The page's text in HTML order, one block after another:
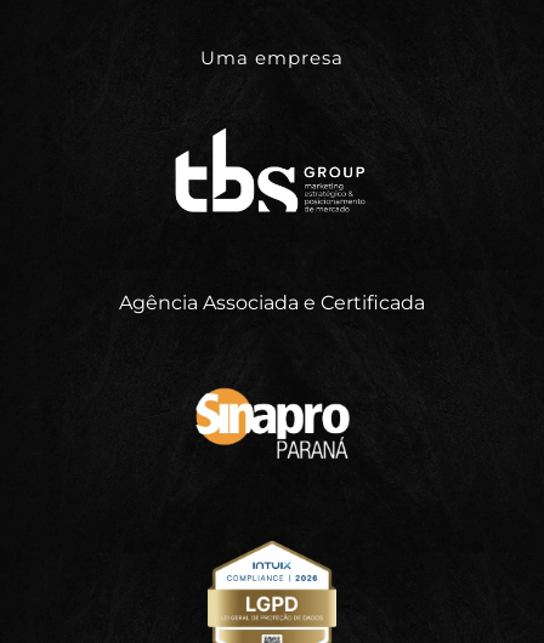
Uma empresa
Agência Associada e Certificada